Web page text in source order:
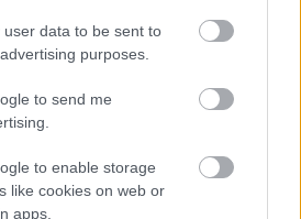
user data to be sent to
purposes.
to send me
to enable storage
like cookies on web or
apps.